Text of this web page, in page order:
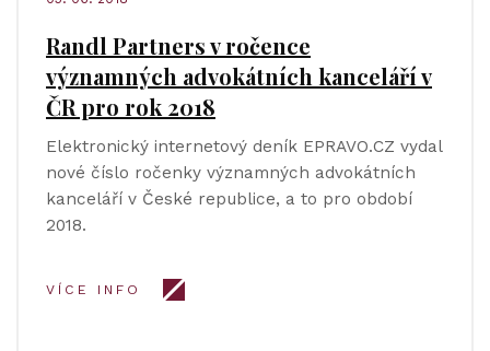
Randl Partners v ročence
významných advokátních kanceláří v
ČR pro rok 2018
Elektronický internetový deník EPRAVO.CZ vydal
nové číslo ročenky významných advokátních
kanceláří v České republice, a to pro období
2018.
VÍCE INFO